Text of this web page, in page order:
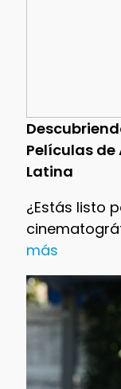
Películas de
Latina
¿Estás listo
más